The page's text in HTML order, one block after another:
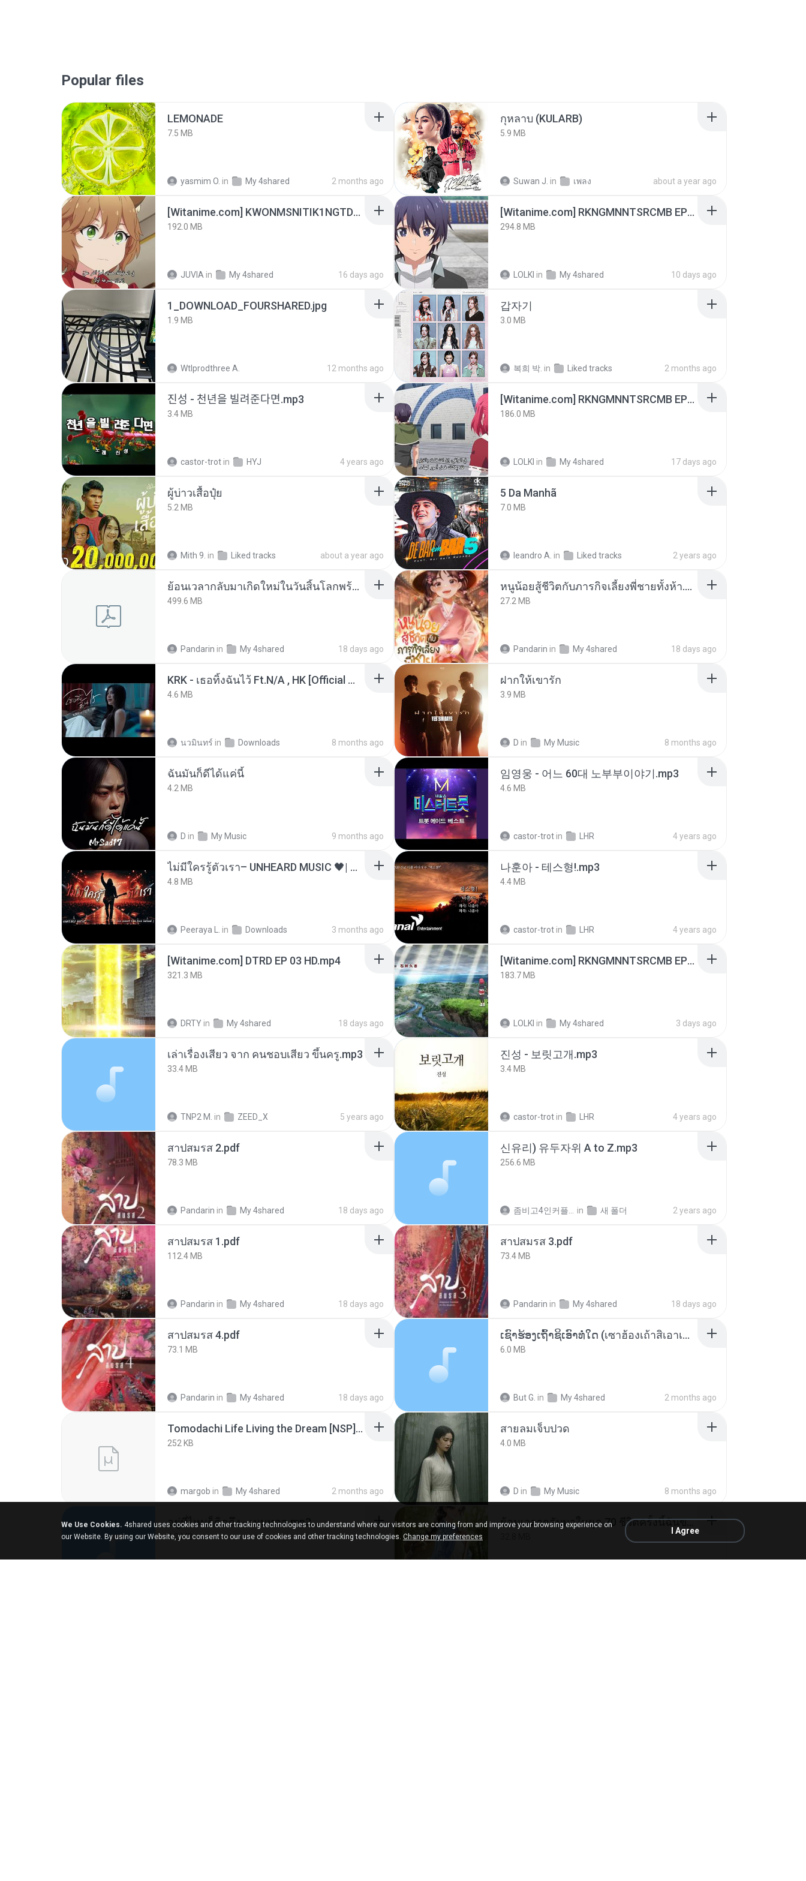
Popular files
LEMONADE
7.5 MB
yasmim O. in My 4shared 2 months ago
กุหลาบ (KULARB)
5.9 MB
Suwan J. in เพลง about a year ago
[Witanime.com] KWONMSNITIK1NGTDNN EP 04 HD.mp4
192.0 MB
JUVIA in My 4shared 16 days ago
[Witanime.com] RKNGMNNTSRCMB EP 06 HD.mp4
294.8 MB
LOLKI in My 4shared 10 days ago
1_DOWNLOAD_FOURSHARED.jpg
1.9 MB
Wtlprodthree A. 12 months ago
갑자기
3.0 MB
복희 박. in Liked tracks 2 months ago
진성 - 천년을 빌려준다면.mp3
3.4 MB
castor-trot in HYJ 4 years ago
[Witanime.com] RKNGMNNTSRCMB EP 05 HD.mp4
186.0 MB
LOLKI in My 4shared 17 days ago
ผู้บ่าวเสื้อปุ๋ย
5.2 MB
Mith 9. in Liked tracks about a year ago
5 Da Manhã
7.0 MB
leandro A. in Liked tracks 2 years ago
ย้อนเวลากลับมาเกิดใหม่ในวันสิ้นโลกพร้อมมิติส่วนตัว 1-443 [จบ] - 揍趴长颈鹿.pdf
499.6 MB
Pandarin in My 4shared 18 days ago
หนูน้อยสู้ชีวิตกับภารกิจเลี้ยงพี่ชายทั้งห้า.pdf
27.2 MB
Pandarin in My 4shared 18 days ago
KRK - เธอทิ้งฉันไว้ Ft.N/A , HK [Official MV]
4.6 MB
นวมินทร์ in Downloads 8 months ago
ฝากให้เขารัก
3.9 MB
D in My Music 8 months ago
ฉันมันก็ดีได้แค่นี้
4.2 MB
D in My Music 9 months ago
임영웅 - 어느 60대 노부부이야기.mp3
4.6 MB
castor-trot in LHR 4 years ago
ไม่มีใครรู้ตัวเรา– UNHEARD MUSIC 🖤| Official Lyric Video | เพลงสู้ชีวิต
4.8 MB
Peeraya L. in Downloads 3 months ago
나훈아 - 테스형!.mp3
4.4 MB
castor-trot in LHR 4 years ago
[Witanime.com] DTRD EP 03 HD.mp4
321.3 MB
DRTY in My 4shared 18 days ago
[Witanime.com] RKNGMNNTSRCMB EP 07 HD.mp4
183.7 MB
LOLKI in My 4shared 3 days ago
เล่าเรื่องเสียว จาก คนชอบเสียว ขึ้นครู.mp3
33.4 MB
TNP2 M. in ZEED_X 5 years ago
진성 - 보릿고개.mp3
3.4 MB
castor-trot in LHR 4 years ago
สาปสมรส 2.pdf
78.3 MB
Pandarin in My 4shared 18 days ago
신유리) 유두자위 A to Z.mp3
256.6 MB
in 새 폴더 2 years ago
สาปสมรส 1.pdf
112.4 MB
Pandarin in My 4shared 18 days ago
สาปสมรส 3.pdf
73.4 MB
Pandarin in My 4shared 18 days ago
สาปสมรส 4.pdf
73.1 MB
Pandarin in My 4shared 18 days ago
ເຊົາຮ້ອງເຖົ້າຊິເອົາທໍ່ໃດ (เซาฮ้องเถ้าสิเอาเท่าใด) ບຸນເກີດ ຫນູຫ່ວງ ft. ໂສພາ ຈຸນທະລາ
6.0 MB
But G. in My 4shared 2 months ago
Tomodachi Life Living the Dream [NSP].torrent
252 KB
margob in My 4shared 2 months ago
สายลมเจ็บปวด
4.0 MB
D in My Music 8 months ago
อยู่ที่ไหนก็คิดถึง - เมนทอล.mp3
4.2 MB
ย้อนเวลากลับมาในยุค 70 ชีวิตครั้งนี้ฉันขอเลือกเอง จบ.pdf
We Use Cookies. 4shared uses cookies and other tracking technologies to understand where our visitors are coming from and improve your browsing experience on
our Website. By using our Website, you consent to our use of cookies and other tracking technologies. Change my preferences
I Agree